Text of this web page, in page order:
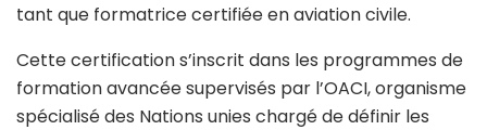
tant que formatrice certifiée en aviation civile.
Cette certification s’inscrit dans les programmes de
formation avancée supervisés par l’OACI, organisme
spécialisé des Nations unies chargé de définir les